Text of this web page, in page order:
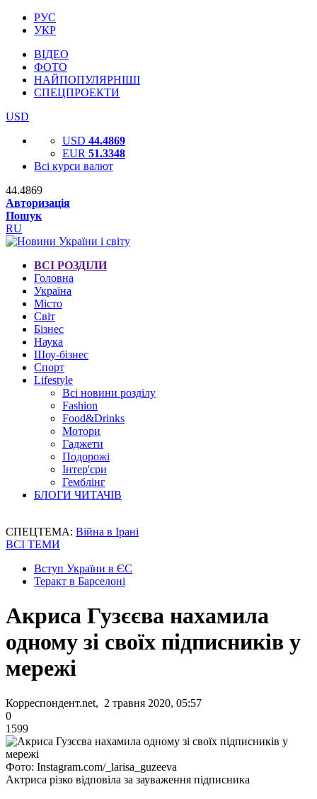
РУС
УКР
ВІДЕО
ФОТО
НАЙПОПУЛЯРНІШІ
СПЕЦПРОЕКТИ
USD
USD 44.4869
EUR 51.3348
Всі курси валют
44.4869
Авторизація
Пошук
RU
ВСІ РОЗДІЛИ
Головна
Україна
Місто
Світ
Бізнес
Наука
Шоу-бізнес
Спорт
Lifestyle
Всі новини розділу
Fashion
Food&Drinks
Мотори
Гаджети
Подорожі
Інтер'єри
Гемблінг
БЛОГИ ЧИТАЧІВ
СПЕЦТЕМА: Війна в Ірані
ВСІ ТЕМИ
Вступ України в ЄС
Теракт в Барселоні
Акриса Гузєєва нахамила
одному зі своїх підписників у
мережі
Корреспондент.net, 2 травня 2020, 05:57
0
1599
Фото: Іnstagram.com/_larisa_guzeeva
Актриса різко відповіла за зауваження підписника